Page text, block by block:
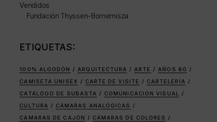
Vendidos
Fundación Thyssen-Bornemisza
ETIQUETAS:
100% ALGODÓN ARQUITECTURA ARTE
AÑOS 60
CAMISETA UNISEX
CARTE DE VISITE
CARTELERÍA
CATÁLOGO DE SUBASTA
COMUNICACIÓN VISUAL
CULTURA
CÁMARAS ANALÓGICAS
CÁMARAS DE CAJÓN
CÁMARAS DE COLORES